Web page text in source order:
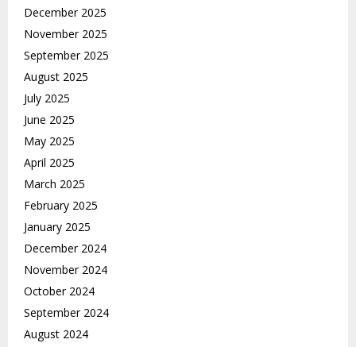
December 2025
November 2025
September 2025
August 2025
July 2025
June 2025
May 2025
April 2025
March 2025
February 2025
January 2025
December 2024
November 2024
October 2024
September 2024
August 2024